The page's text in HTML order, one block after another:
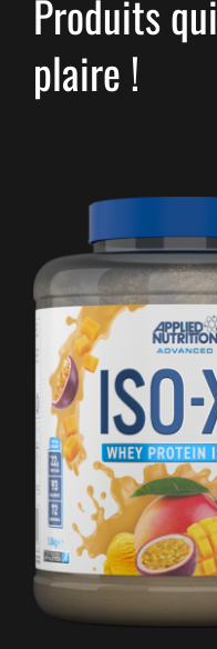
Produits
plaire !
CHOIX
DÉTAILS